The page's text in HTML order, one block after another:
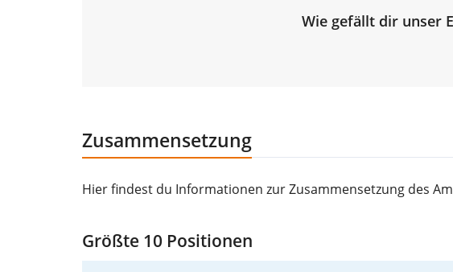
Wie gefällt dir unser
Zusammensetzung
Hier findest du Informationen zur Zusammensetzung des
Größte 10 Positionen